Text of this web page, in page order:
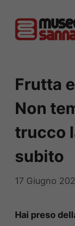
contenuto
Frutta
Non
trucco
subito
17 Giugno
Hai preso